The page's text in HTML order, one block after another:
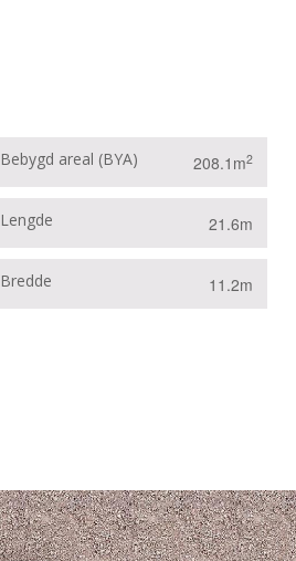
Bebygd areal (BYA) 208.1m2
Lengde 21.6m
Bredde 11.2m